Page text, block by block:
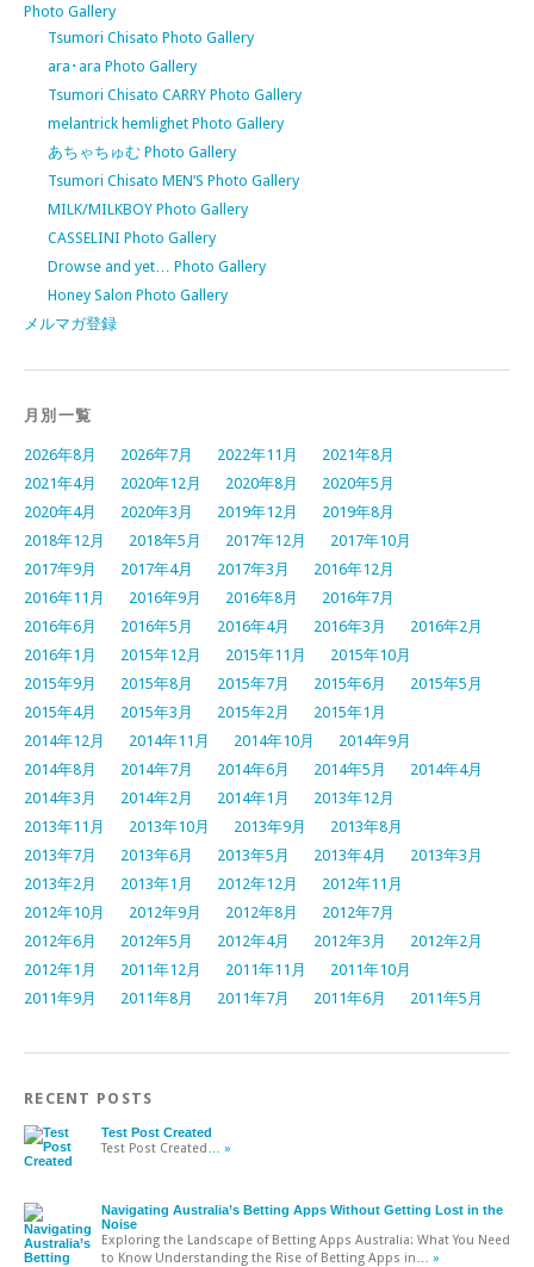
Photo Gallery
Tsumori Chisato Photo Gallery
ara･ara Photo Gallery
Tsumori Chisato CARRY Photo Gallery
melantrick hemlighet Photo Gallery
あちゃちゅむ Photo Gallery
Tsumori Chisato MEN’S Photo Gallery
MILK/MILKBOY Photo Gallery
CASSELINI Photo Gallery
Drowse and yet… Photo Gallery
Honey Salon Photo Gallery
メルマガ登録
月別一覧
2026年8月 2026年7月 2022年11月
2021年8月
2021年4月
2020年12月 2020年8月
2020年5月
2020年4月
2020年3月 2019年12月
2019年8月
2018年12月
2018年5月 2017年12月
2017年10月
2017年9月
2017年4月 2017年3月
2016年12月
2016年11月
2016年9月 2016年8月
2016年7月
2016年6月
2016年5月 2016年4月 2016年3月
2016年2月
2016年1月
2015年12月 2015年11月
2015年10月
2015年9月
2015年8月 2015年7月 2015年6月
2015年5月
2015年4月
2015年3月 2015年2月
2015年1月
2014年12月
2014年11月 2014年10月
2014年9月
2014年8月
2014年7月 2014年6月 2014年5月
2014年4月
2014年3月
2014年2月 2014年1月
2013年12月
2013年11月
2013年10月 2013年9月
2013年8月
2013年7月
2013年6月 2013年5月 2013年4月
2013年3月
2013年2月
2013年1月 2012年12月
2012年11月
2012年10月
2012年9月 2012年8月
2012年7月
2012年6月
2012年5月 2012年4月 2012年3月
2012年2月
2012年1月
2011年12月 2011年11月
2011年10月
2011年9月
2011年8月 2011年7月 2011年6月 2011年5月
RECENT POSTS
Test Post Created
Test Post Created … »
Navigating Australia’s Betting Apps Without Getting Lost in the
Noise
Exploring the Landscape of Betting Apps Australia: What You Need
to Know Understanding the Rise of Betting Apps in … »